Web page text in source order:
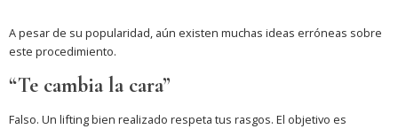
A pesar de su popularidad, aún existen muchas ideas erróneas sobre
este procedimiento.
“Te cambia la cara”
Falso. Un lifting bien realizado respeta tus rasgos. El objetivo es